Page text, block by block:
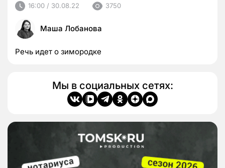
16:00 / 30.08.22 3750
Маша Лобанова
Речь идет о зимородке
Мы в социальных сетях: